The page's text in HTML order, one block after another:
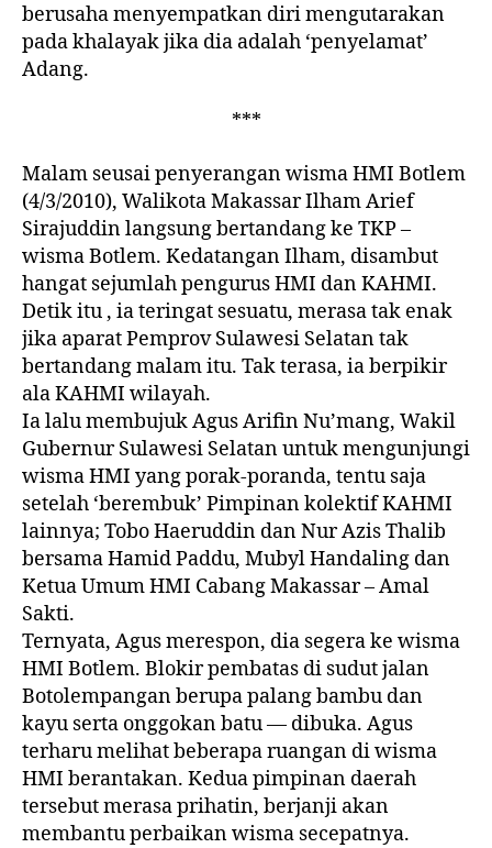
berusaha menyempatkan diri mengutarakan
pada khalayak jika dia adalah ‘penyelamat’
Adang.
***
Malam seusai penyerangan wisma HMI Botlem
(4/3/2010), Walikota Makassar Ilham Arief
Sirajuddin langsung bertandang ke TKP –
wisma Botlem. Kedatangan Ilham, disambut
hangat sejumlah pengurus HMI dan KAHMI.
Detik itu , ia teringat sesuatu, merasa tak enak
jika aparat Pemprov Sulawesi Selatan tak
bertandang malam itu. Tak terasa, ia berpikir
ala KAHMI wilayah.
Ia lalu membujuk Agus Arifin Nu’mang, Wakil
Gubernur Sulawesi Selatan untuk mengunjungi
wisma HMI yang porak-poranda, tentu saja
setelah ‘berembuk’ Pimpinan kolektif KAHMI
lainnya; Tobo Haeruddin dan Nur Azis Thalib
bersama Hamid Paddu, Mubyl Handaling dan
Ketua Umum HMI Cabang Makassar – Amal
Sakti.
Ternyata, Agus merespon, dia segera ke wisma
HMI Botlem. Blokir pembatas di sudut jalan
Botolempangan berupa palang bambu dan
kayu serta onggokan batu — dibuka. Agus
terharu melihat beberapa ruangan di wisma
HMI berantakan. Kedua pimpinan daerah
tersebut merasa prihatin, berjanji akan
membantu perbaikan wisma secepatnya.